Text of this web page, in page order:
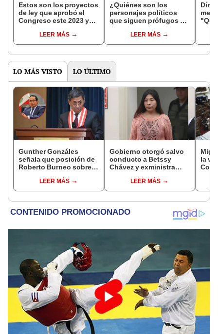
Estos son los proyectos
de ley que aprobó el
Congreso este 2023 y
al paísLEER MÁS
¿Quiénes son los
personajes políticos
que siguen prófugos en
Boluarte?LEER MÁS
Dina
LO MÁS VISTO LO ÚLTIMO
Gunther Gonzáles
señala que posición de
Roberto Burneo sobre
Aliaga no representan al
JNE
LEER MÁS
Gobierno otorgó salvo
conducto a Betssy
Chávez y exministra
madrugadaLEER MÁS
la